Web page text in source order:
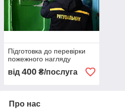
Підготовка до перевірки
пожежного нагляду
від 400 ₴/послуга
Про нас